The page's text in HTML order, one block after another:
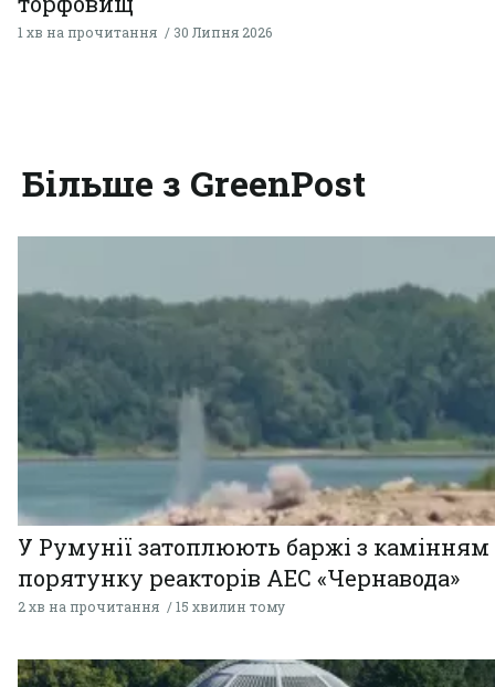
1 хв на прочитання 30 Липня 2026
Більше з GreenPost
У Румунії затоплюють баржі з
порятунку реакторів АЕС «Чернавода»
2 хв на прочитання 15 хвилин тому